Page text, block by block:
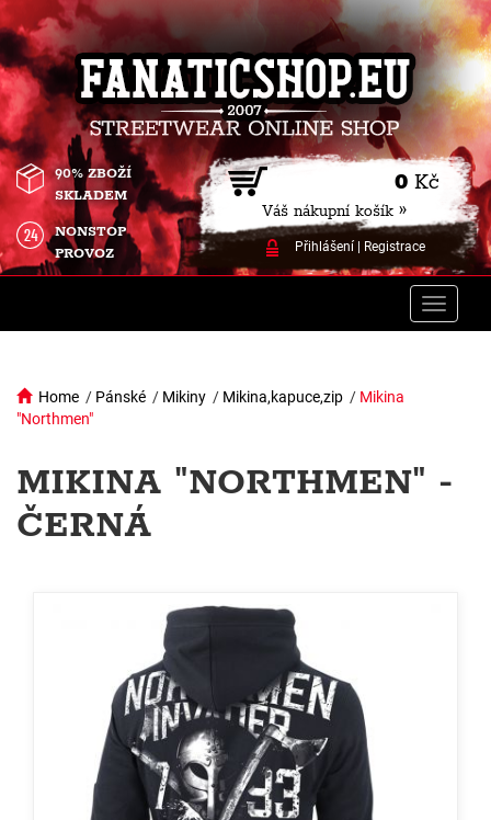
0 Kč
Váš nákupní košík »
Přihlášení| Registrace
90% ZBOŽÍ
SKLADEM
NONSTOP
PROVOZ
Toggle
Home / Pánské / Mikiny / Mikina,kapuce,zip / Mikina
"Northmen"
MIKINA "NORTHMEN" -
ČERNÁ